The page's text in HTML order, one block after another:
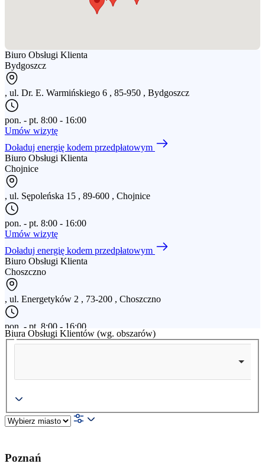
Biuro Obsługi Klienta
Bydgoszcz
, ul. Dr. E. Warmińskiego 6 , 85-950 , Bydgoszcz
pon. - pt. 8:00 - 16:00
Umów wizytę
Doładuj energię kodem przedpłatowym
Biuro Obsługi Klienta
Chojnice
, ul. Sępoleńska 15 , 89-600 , Chojnice
pon. - pt. 8:00 - 16:00
Umów wizytę
Doładuj energię kodem przedpłatowym
Biuro Obsługi Klienta
Choszczno
, ul. Energetyków 2 , 73-200 , Choszczno
pon. - pt. 8:00 - 16:00
Umów wizytę
ul. Gorzowska 3
pon. - pt. 8:00 - 16:00
Doładuj energię kodem przedpłatowym
Biura Obsługi Klientów (wg. obszarów)
Poznań